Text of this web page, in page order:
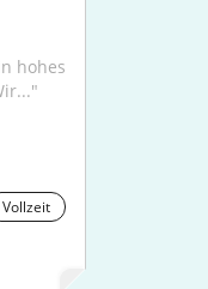
hohes
Vollzeit